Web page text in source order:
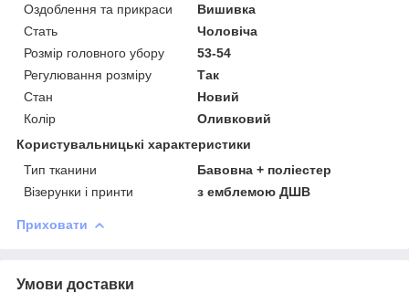
Оздоблення та прикраси
Вишивка
Стать
Чоловіча
Розмір головного убору
53-54
Регулювання розміру
Так
Стан
Новий
Колір
Оливковий
Користувальницькі характеристики
Тип тканини
Бавовна + поліестер
Візерунки і принти
з емблемою ДШВ
Приховати
Умови доставки